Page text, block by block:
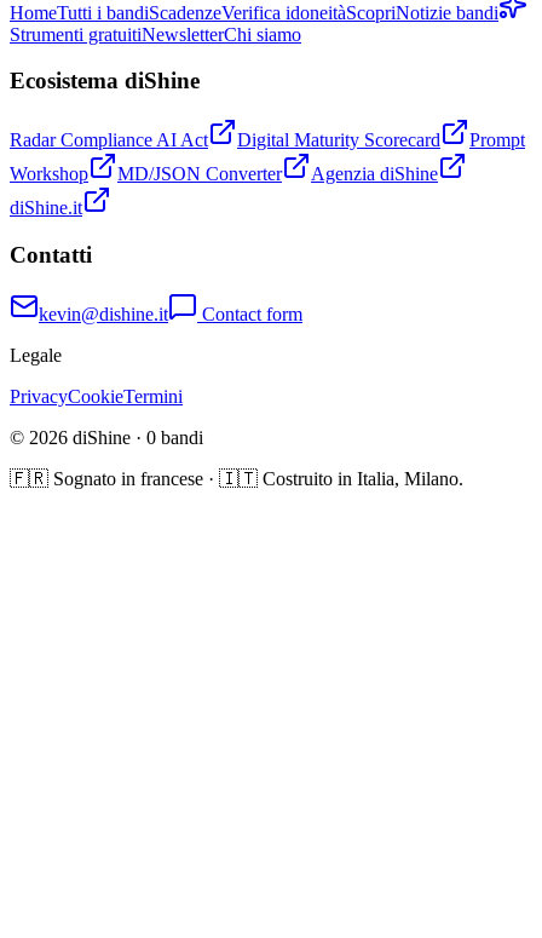
HomeTutti i bandiScadenzeVerifica idoneitàScopriNotizie bandi
Strumenti gratuitiNewsletterChi siamo
Ecosistema diShine
Radar Compliance AI Act Digital Maturity Scorecard
Prompt
Workshop
MD/JSON Converter
Agenzia diShine
diShine.it
Contatti
kevin@dishine.it
Contact form
Legale
PrivacyCookieTermini
© 2026 diShine · 0 bandi
🇫🇷 Sognato in francese · 🇮🇹 Costruito in Italia, Milano.